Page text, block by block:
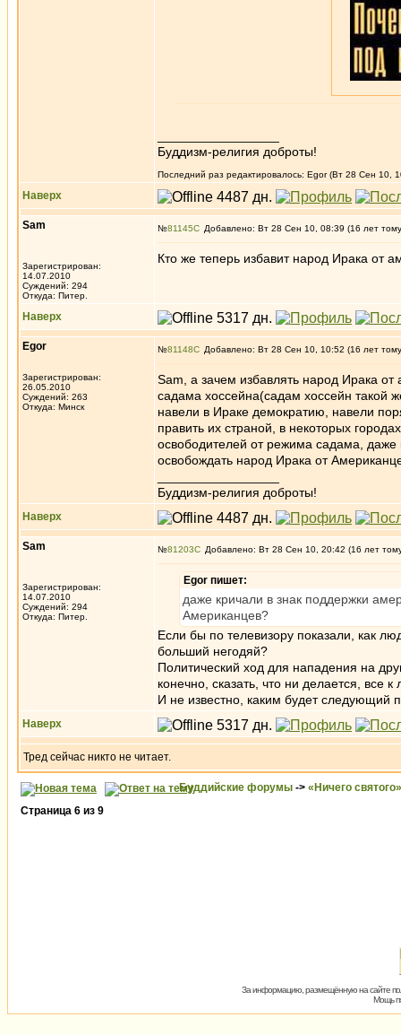
Буддизм-религия доброты!
Последний раз редактировалось: Egor (Вт 28 Сен 10,
Наверх
Sam
Зарегистрирован:
14.07.2010
Суждений: 294
Откуда: Питер.
№81145 Добавлено: Вт 28 Сен 10, 08:39 (16 лет
Кто же теперь избавит народ Ирака от
Наверх
Egor
Зарегистрирован:
26.05.2010
Суждений: 263
Откуда: Минск
№81148 Добавлено: Вт 28 Сен 10, 10:52 (16 лет
Sam, а зачем избавлять народ Ирака
садама хоссейна(садам хоссейн такой
навели в Ираке демократию, навели
править их страной, в некоторых
освободителей от режима садама, даже
освобождать народ Ирака от
Буддизм-религия доброты!
Наверх
Sam
Зарегистрирован:
14.07.2010
Суждений: 294
Откуда: Питер.
№81203 Добавлено: Вт 28 Сен 10, 20:42 (16 лет
Egor пишет:
даже кричали в знак поддержки
Американцев?
Если бы по телевизору показали, как
больший негодяй?
Политический ход для нападения на
конечно, сказать, что ни делается, все
И не известно, каким будет следующий
Наверх
Тред сейчас никто не читает.
Буддийские форумы -> «Ничего святого»
Страница 6 из 9
За информацию, размещённую на сайте
Мощь